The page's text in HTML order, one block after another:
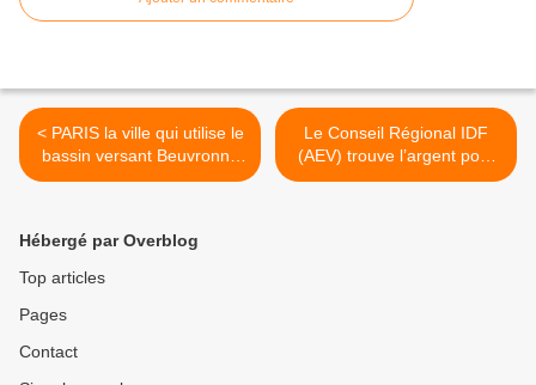
< PARIS la ville qui utilise le
bassin versant Beuvronne
et le détruit : le cas de
Placoplatre !
Le Conseil Régional IDF
(AEV) trouve l’argent pour
rénover une propriété dans
Hébergé par Overblog
Top articles
Pages
Contact